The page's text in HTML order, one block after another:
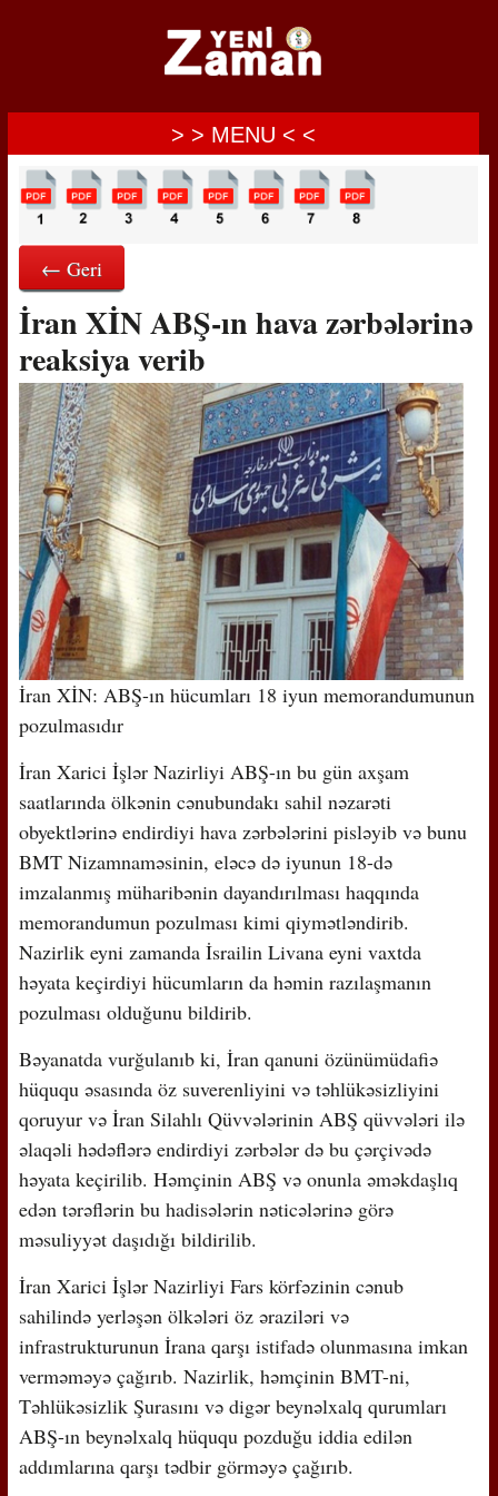
> > MENU < <
← Geri
İran XİN ABŞ-ın hava zərbələrinə
reaksiya verib
İran XİN: ABŞ-ın hücumları 18 iyun memorandumunun
pozulmasıdır
İran Xarici İşlər Nazirliyi ABŞ-ın bu gün axşam
saatlarında ölkənin cənubundakı sahil nəzarəti
obyektlərinə endirdiyi hava zərbələrini pisləyib və bunu
BMT Nizamnaməsinin, eləcə də iyunun 18-də
imzalanmış müharibənin dayandırılması haqqında
memorandumun pozulması kimi qiymətləndirib.
Nazirlik eyni zamanda İsrailin Livana eyni vaxtda
həyata keçirdiyi hücumların da həmin razılaşmanın
pozulması olduğunu bildirib.
Bəyanatda vurğulanıb ki, İran qanuni özünümüdafiə
hüququ əsasında öz suverenliyini və təhlükəsizliyini
qoruyur və İran Silahlı Qüvvələrinin ABŞ qüvvələri ilə
əlaqəli hədəflərə endirdiyi zərbələr də bu çərçivədə
həyata keçirilib. Həmçinin ABŞ və onunla əməkdaşlıq
edən tərəflərin bu hadisələrin nəticələrinə görə
məsuliyyət daşıdığı bildirilib.
İran Xarici İşlər Nazirliyi Fars körfəzinin cənub
sahilində yerləşən ölkələri öz əraziləri və
infrastrukturunun İrana qarşı istifadə olunmasına imkan
verməməyə çağırıb. Nazirlik, həmçinin BMT-ni,
Təhlükəsizlik Şurasını və digər beynəlxalq qurumları
ABŞ-ın beynəlxalq hüququ pozduğu iddia edilən
addımlarına qarşı tədbir görməyə çağırıb.